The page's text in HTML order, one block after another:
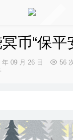
币“保平
年 09 月 26 日 56